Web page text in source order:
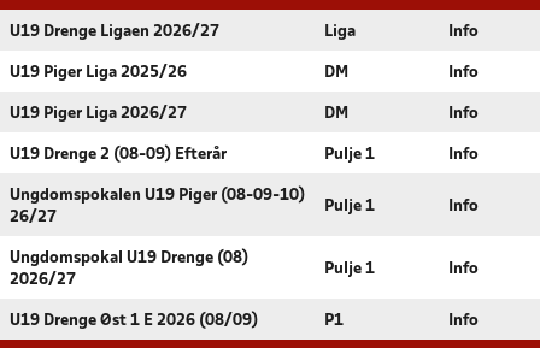
U19 Drenge Ligaen 2026/27 Liga Info
U19 Piger Liga 2025/26 DM Info
U19 Piger Liga 2026/27 DM Info
U19 Drenge 2 (08-09) Efterår Pulje 1 Info
Ungdomspokalen U19 Piger (08-09-10)
26/27
Pulje 1 Info
Ungdomspokal U19 Drenge (08)
2026/27
Pulje 1 Info
U19 Drenge Øst 1 E 2026 (08/09) P1 Info